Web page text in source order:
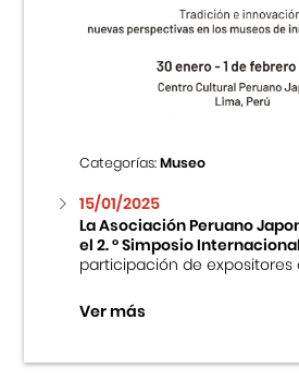
Categorías:Museo
15/01/2025
La Asociación Peruano
el 2. ° Simposio Internacional
participación de expositores
Ver más